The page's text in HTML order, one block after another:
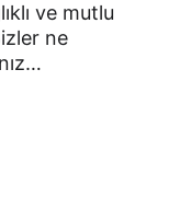
ve mutlu
ne